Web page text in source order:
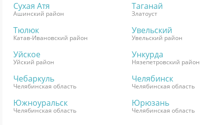
Сухая Атя
Ашинский район
Таганай
Златоуст
Тюлюк
Катав-Ивановский район
Увельский
Увельский район
Уйское
Уйский район
Ункурда
Нязепетровский район
Чебаркуль
Челябинская область
Челябинск
Челябинская область
Южноуральск
Челябинская область
Юрюзань
Челябинская область